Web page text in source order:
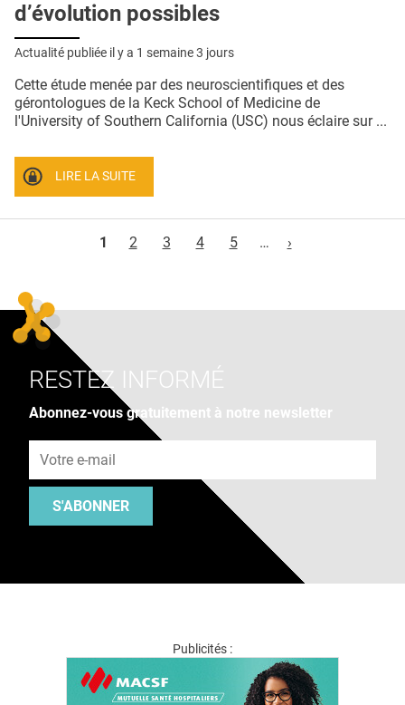
d’évolution possibles
Actualité publiée il y a 1 semaine 3 jours
Cette étude menée par des neuroscientifiques et des
gérontologues de la Keck School of Medicine de
l'University of Southern California (USC) nous éclaire sur ...
LIRE LA SUITE
1
2 3 4 5 … ›
RESTEZ INFORMÉ
Abonnez-vous gratuitement à notre newsletter
S'ABONNER
Publicités :